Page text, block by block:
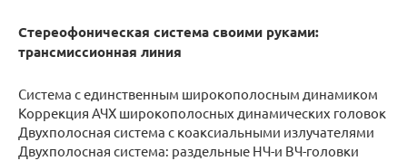
Стереофоническая система своими руками:
трансмиссионная линия
Система с единственным широкополосным динамиком
Коррекция АЧХ широкополосных динамических головок
Двухполосная система с коаксиальными излучателями
Двухполосная система: раздельные НЧ-и ВЧ-головки